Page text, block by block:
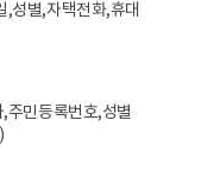
,성별,자택전화,휴대
주민등록번호,성별